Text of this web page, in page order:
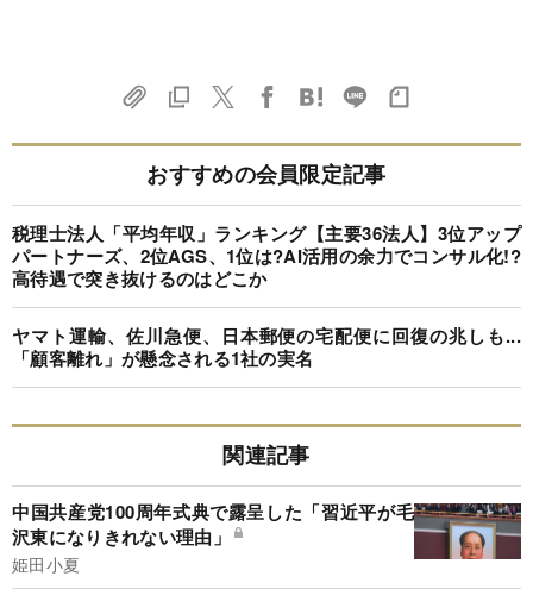
おすすめの会員限定記事
税理士法人「平均年収」ランキング【主要36法人】3位アップ
パートナーズ、2位AGS、1位は?AI活用の余力でコンサル化!?
高待遇で突き抜けるのはどこか
ヤマト運輸、佐川急便、日本郵便の宅配便に回復の兆しも...
「顧客離れ」が懸念される1社の実名
関連記事
中国共産党100周年式典で露呈した「習近平が毛
沢東になりきれない理由」
姫田小夏